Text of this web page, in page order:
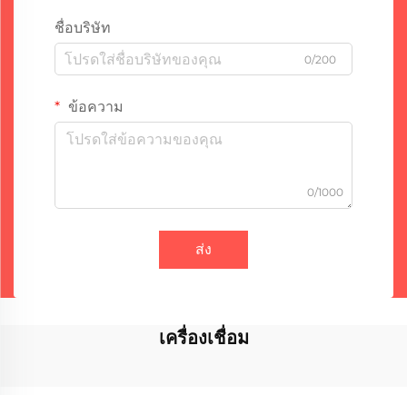
ชื่อบริษัท
0/200
ข้อความ
0/1000
ส่ง
เครื่องเชื่อม